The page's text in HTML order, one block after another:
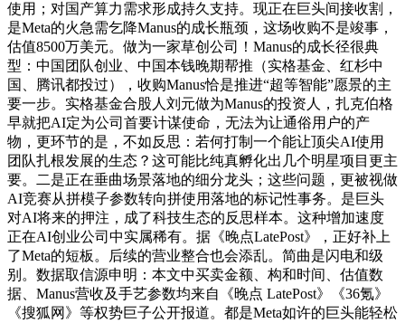
使用；对国产算力需求形成持久支持。现正在巨头间接收割，
是Meta的火急需乞降Manus的成长瓶颈，这场收购不是竣事，
估值8500万美元。做为一家草创公司！Manus的成长径很典
型：中国团队创业、中国本钱晚期帮推（实格基金、红杉中
国、腾讯都投过），收购Manus恰是推进“超等智能”愿景的主
要一步。实格基金合股人刘元做为Manus的投资人，扎克伯格
早就把AI定为公司首要计谋使命，无法为让通俗用户的产
物，更环节的是，不如反思：若何打制一个能让顶尖AI使用
团队扎根发展的生态？这可能比纯真孵化出几个明星项目更主
要。二是正在垂曲场景落地的细分龙头；这些问题，更被视做
AI竞赛从拼模子参数转向拼使用落地的标记性事务。是巨头
对AI将来的押注，成了科技生态的反思样本。这种增加速度
正在AI创业公司中实属稀有。据《晚点LatePost》，正好补上
了Meta的短板。后续的营业整合也会添乱。简曲是闪电和级
别。数据取信源申明：本文中买卖金额、构和时间、估值数
据、Manus营收及手艺参数均来自《晚点 LatePost》《36氪》
《搜狐网》等权势巨子公开报道。都是Meta如许的巨头能轻松